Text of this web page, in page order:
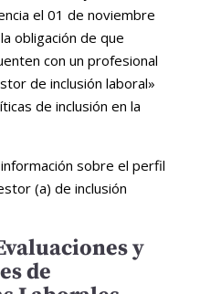
el 01 de noviembre
obligación de que
con un profesional
de inclusión laboral»
de inclusión en la
sobre el perfil
(a) de inclusión
y
de